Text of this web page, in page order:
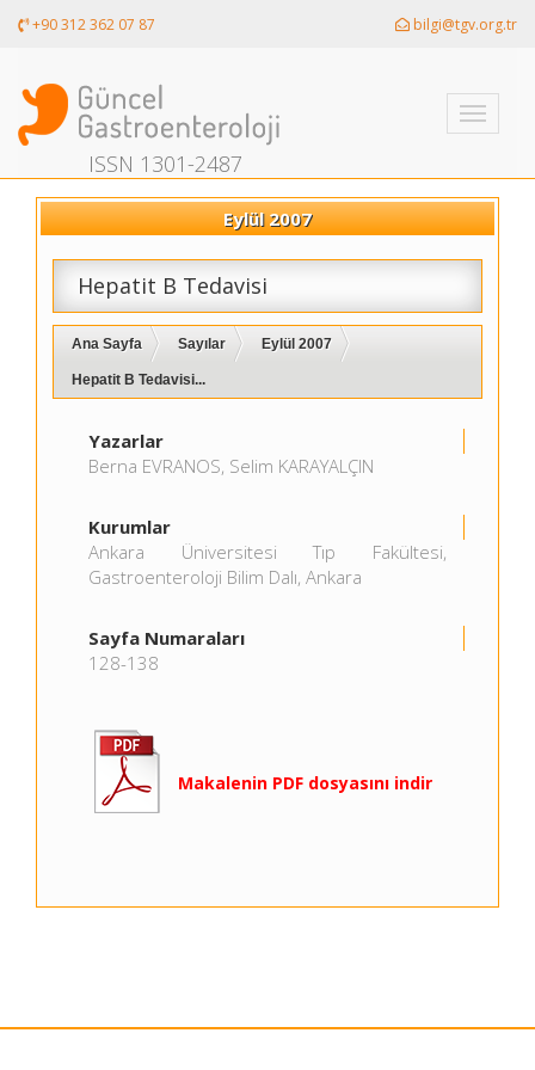
+90 312 362 07 87 bilgi@tgv.org.tr
Toggle
ISSN 1301-2487
Eylül 2007
Hepatit B Tedavisi
Ana Sayfa Sayılar Eylül 2007
Hepatit B Tedavisi...
Yazarlar
Berna EVRANOS, Selim KARAYALÇIN
Kurumlar
Ankara Üniversitesi Tıp Fakültesi,
Gastroenteroloji Bilim Dalı, Ankara
Sayfa Numaraları
128-138
Makalenin PDF dosyasını indir